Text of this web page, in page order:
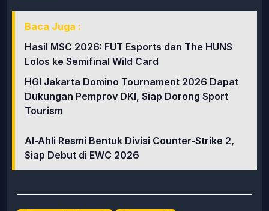
Baca Juga :
Hasil MSC 2026: FUT Esports dan The HUNS
Lolos ke Semifinal Wild Card
HGI Jakarta Domino Tournament 2026 Dapat
Dukungan Pemprov DKI, Siap Dorong Sport
Tourism
Al-Ahli Resmi Bentuk Divisi Counter-Strike 2,
Siap Debut di EWC 2026